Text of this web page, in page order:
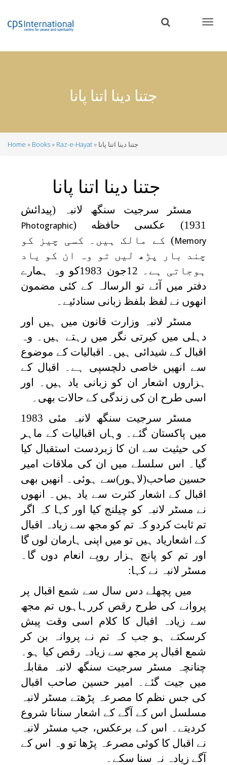
content
جتنا دینا اتنا پانا
Home Books Raz-e-Hayat جتنا دینا اتنا پانا
جتنا دینا اتنا پانا
مسٹر سرجیت سنگھ لانبہ (پیدائش
1931) عکسی حافظه (
Photographic
Memory) کے مالک ہیں۔ کسی چیز کو
چند بار پڑھ لیں تو وہ ان کو یاد
ہوجاتی ہے۔ 12جون 1983کو وہ ہمارے
دفتر میں آئے تو الرسالہ کے کئی مضمون
انھوں نے لفظ بلفظ زبانی سنادئیے۔
مسٹر لانبہ وزارت قانون میں ہیں اور
دہلی میں كيرتی نگر میں رہتے ہیں۔ وہ
اقبال کے شیدائی ہیں۔ اقبالیات کے موضوع
سے انھیں خاصی دلچسپی ہے۔ اقبال کے
ہزاروں اشعار ان کو زبانی یاد ہیں۔ اور
اسی طرح ان کی زندگی کے حالات بھی۔
مسٹر سرجیت سنگھ لانبہ مئی 1983
میں پاکستان گئے۔ وہاں اقبالیات کے ماہر
کی حیثیت سے ان کا زبردست استقبال کیا
گیا۔ اس سلسلے میں ان کی ملاقات امیر
حسین صاحب(لاہور)سے ہوئی۔ انھیں بھی
اقبال کے اشعار کثرت سے یاد ہیں۔ انھوں
نے مسٹر لانبہ کو چیلنج کیا اور کہا کہ اگر
تم ثابت کردو کہ تم کو مجھ سے زیادہ اقبال
کے اشعاریاد ہیں تو میں اپنی ہارمان لوں گا
اور تم کو پانچ ہزار روپے انعام دوں گا۔
مسٹر لانبہ نے کہا:
میں پچھلے دس سال سے شمع اقبال پر
پروانے کی طرح رقص کررہاہوں تم مجھ
سے زیادہ اقبال کا کلام اسی وقت پیش
کرسکتے ہو جب کہ تم نے پروانہ بن کر
شمع اقبال پر مجھ سے زیادہ رقص کیا ہو۔
چنانچہ مسٹر سرجیت سنگھ لانبہ مقابلہ
میں جیت گئے۔ امیر حسین صاحب اقبال
کی جس نظم کا مصرعہ پڑھتے مسٹر لانبہ
مسلسل اس کے آگے کے اشعار سنانا شروع
کردیتے۔ اس کے برعکس، جب مسٹر لانبہ
نے اقبال کا کوئی مصرعہ پڑھا تو وہ اس کے
آگے زیادہ نہ سنا سکے۔